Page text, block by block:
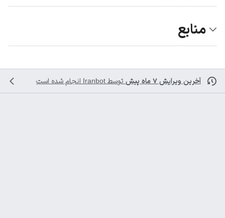
منابع
آخرین ویرایش ۷ ماه پیش توسط Iranbot انجام شده است